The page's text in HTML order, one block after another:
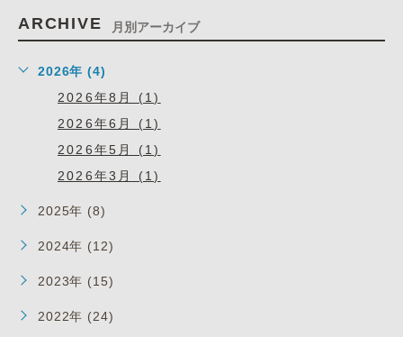
ARCHIVE 月別アーカイブ
2026年 (4)
2026年8月 (1)
2026年6月 (1)
2026年5月 (1)
2026年3月 (1)
2025年 (8)
2024年 (12)
2023年 (15)
2022年 (24)